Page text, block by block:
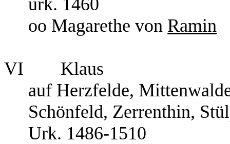
urk. 1460
oo Magarethe von Ramin
VI
Klaus
auf Herzfelde,
Schönfeld, Zerrenthin,
Urk. 1486-1510